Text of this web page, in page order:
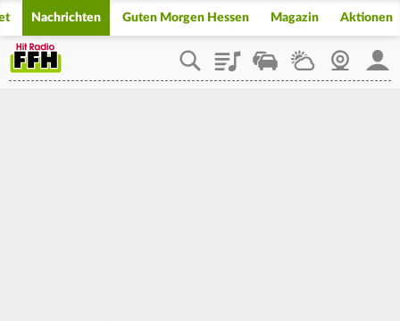
Nachrichten Guten Morgen Hessen Magazin Aktionen
PlaylistStaupilotWetterWebcam